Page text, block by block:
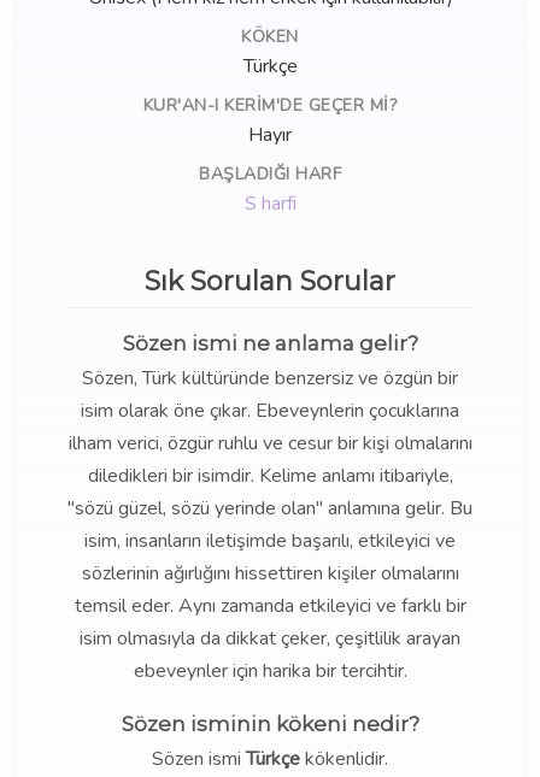
KÖKEN
Türkçe
KUR'AN-I KERIM'DE GEÇER MI?
Hayır
BAŞLADIĞI HARF
S harfi
Sık Sorulan Sorular
Sözen ismi ne anlama gelir?
Sözen, Türk kültüründe benzersiz ve özgün bir
isim olarak öne çıkar. Ebeveynlerin çocuklarına
ilham verici, özgür ruhlu ve cesur bir kişi olmalarını
diledikleri bir isimdir. Kelime anlamı itibariyle,
"sözü güzel, sözü yerinde olan" anlamına gelir. Bu
isim, insanların iletişimde başarılı, etkileyici ve
sözlerinin ağırlığını hissettiren kişiler olmalarını
temsil eder. Aynı zamanda etkileyici ve farklı bir
isim olmasıyla da dikkat çeker, çeşitlilik arayan
ebeveynler için harika bir tercihtir.
Sözen isminin kökeni nedir?
Sözen ismiTürkçekökenlidir.